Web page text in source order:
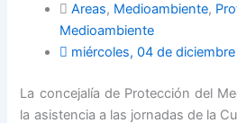
Areas, Medioambiente,
Medioambiente
miércoles, 04 de
La concejalía de Protección del
la asistencia a las jornadas de la